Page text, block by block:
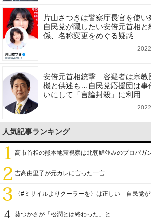
片山さつきは警察庁長官を使い
自民党が隠したい安倍元首相と
係、名称変更をめぐる疑惑
安倍元首相銃撃 容疑者は宗教
機と供述も…自民党応援団は事
いにして「言論封殺」に利用
人気記事ランキング
高市首相の熊本地震視察は北朝鮮並みのプロパガ
吉高由里子が元カレに言った一言
〈#ミサイルよりクーラーを〉は正しい 自民党
葵つかさが「松潤とは終わった」と